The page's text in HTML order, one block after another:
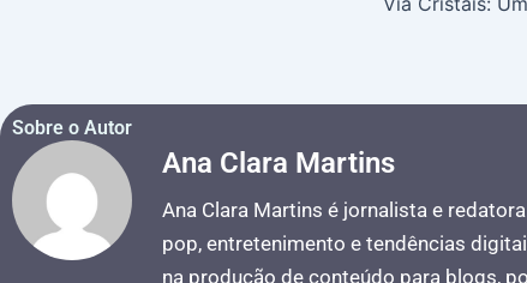
Sobre o Autor
Ana Clara Martins
Ana Clara Martins é jornalista e
pop, entretenimento e tendências
na produção de conteúdo para blogs,